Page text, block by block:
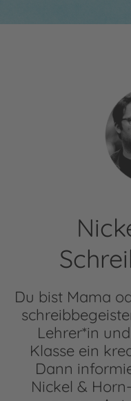
Du bist Mama
Lehrer*in
Klasse ein
Dann
Nickel &